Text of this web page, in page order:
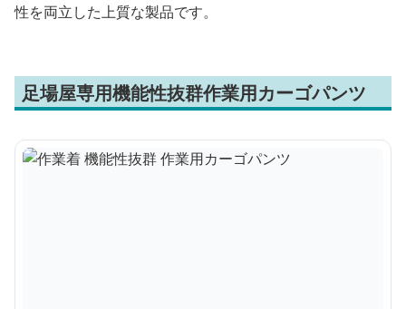
性を両立した上質な製品です。
足場屋専用機能性抜群作業用カーゴパンツ